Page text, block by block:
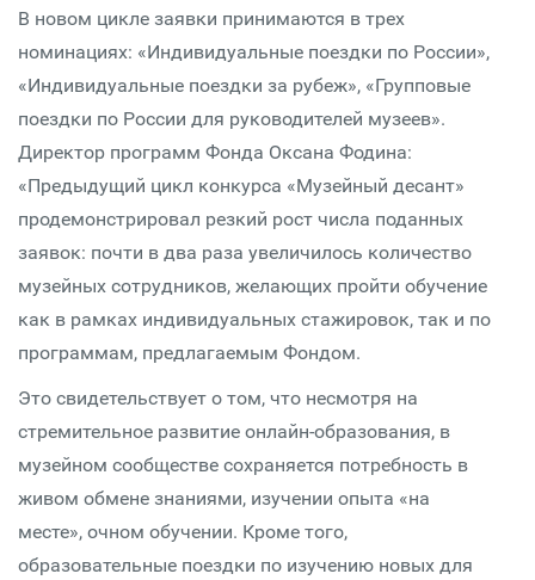
В новом цикле заявки принимаются в трех
номинациях: «Индивидуальные поездки по России»,
«Индивидуальные поездки за рубеж», «Групповые
поездки по России для руководителей музеев».
Директор программ Фонда Оксана Фодина:
«Предыдущий цикл конкурса «Музейный десант»
продемонстрировал резкий рост числа поданных
заявок: почти в два раза увеличилось количество
музейных сотрудников, желающих пройти обучение
как в рамках индивидуальных стажировок, так и по
программам, предлагаемым Фондом.
Это свидетельствует о том, что несмотря на
стремительное развитие онлайн-образования, в
музейном сообществе сохраняется потребность в
живом обмене знаниями, изучении опыта «на
месте», очном обучении. Кроме того,
образовательные поездки по изучению новых для